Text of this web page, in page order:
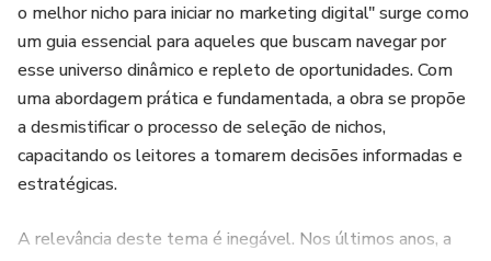
o melhor nicho para iniciar no marketing digital" surge como
um guia essencial para aqueles que buscam navegar por
esse universo dinâmico e repleto de oportunidades. Com
uma abordagem prática e fundamentada, a obra se propõe
a desmistificar o processo de seleção de nichos,
capacitando os leitores a tomarem decisões informadas e
estratégicas.
A relevância deste tema é inegável. Nos últimos anos, a